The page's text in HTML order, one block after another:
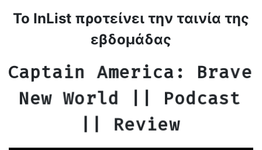
Το InList προτείνει την ταινία της
εβδομάδας
Captain America: Brave
New World || Podcast
|| Review